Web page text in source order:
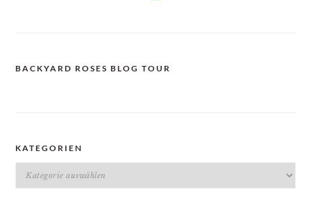
BACKYARD ROSES BLOG TOUR
KATEGORIEN
Kategorien